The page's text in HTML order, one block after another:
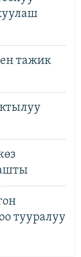
тажик
тууралуу